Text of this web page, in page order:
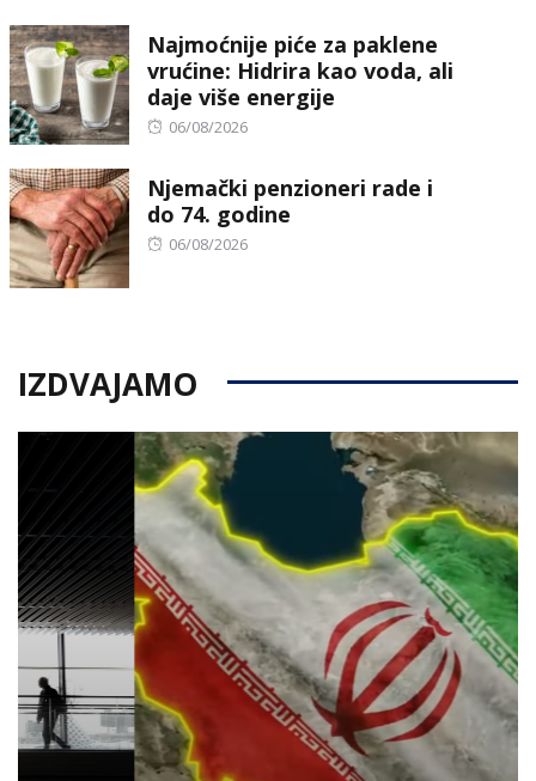
Najmoćnije piće za paklene
vrućine: Hidrira kao voda, ali
daje više energije
Posted
06/08/2026
Njemački penzioneri rade i
do 74. godine
Posted
06/08/2026
IZDVAJAMO